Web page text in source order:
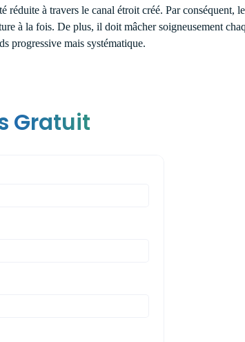
réduite à travers le canal étroit créé. Par conséquent,
à la fois. De plus, il doit mâcher soigneusement
progressive mais systématique.
Gratuit